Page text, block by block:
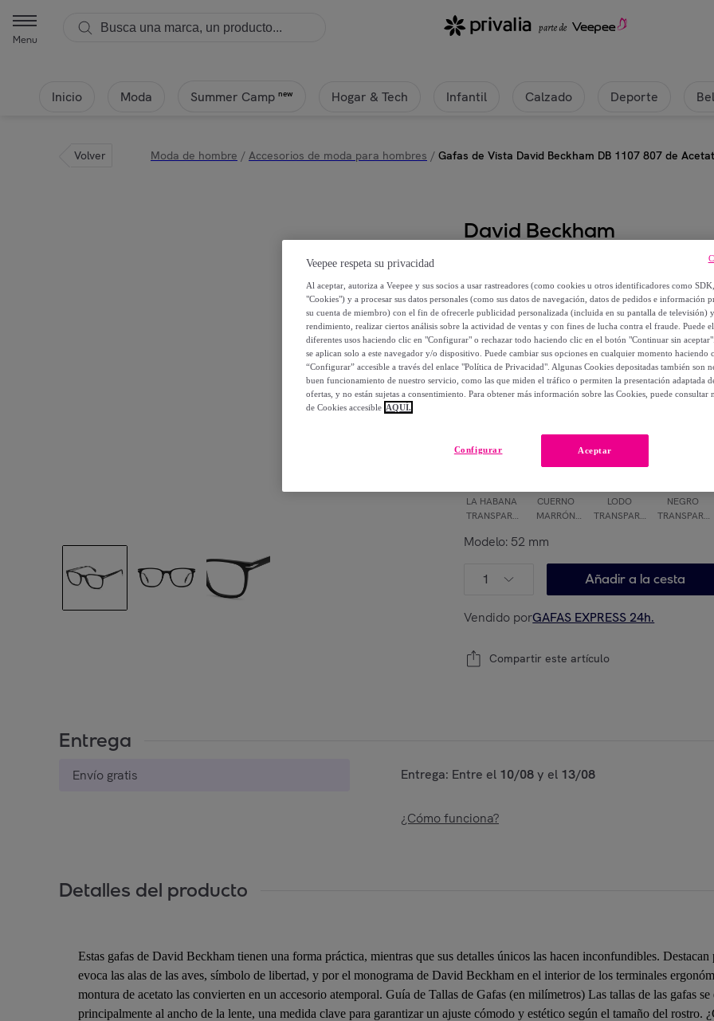
Menu
Inicio Moda Summer Camp new Hogar & Tech Infantil Calzado Deporte
Volver Moda de hombre / Accesorios de moda para hombres / Gafas de Vista David Beckham DB 1107 807 de
David Beckham
Gafas de Vista David Beckham
97,99 €
224,00 €
-56%
Elige tu modelo
LA HABANA
TRANSPARE
CUERNO
MARRÓN
NTE
LODO
TRANSPARE
NEGRO
TRANSPARE
Modelo: 52 mm
1 Añadir a la cesta
Vendido porGAFAS EXPRESS 24h.
Compartir este artículo
Entrega
Envío gratis Entrega: Entre el 10/08y el 13/08
¿Cómo funciona?
Detalles del producto
Estas gafas de David Beckham tienen una forma práctica, mientras que sus detalles únicos las hacen inconfundibles.
evoca las alas de las aves, símbolo de libertad, y por el monograma de David Beckham en el interior de los terminales
montura de acetato las convierten en un accesorio atemporal. Guía de Tallas de Gafas (en milímetros) Las tallas de las gafas
principalmente al ancho de la lente, una medida clave para garantizar un ajuste cómodo y estético según el tamaño del
Veepee respeta su privacidad
Al aceptar, autoriza a Veepee y sus socios a usar rastreadores (como cookies u otros identificadores como
"Cookies") y a procesar sus datos personales (como sus datos de navegación, datos de pedidos e información
su cuenta de miembro) con el fin de ofrecerle publicidad personalizada (incluida en su pantalla de televisión)
rendimiento, realizar ciertos análisis sobre la actividad de ventas y con fines de lucha contra el fraude. Puede
diferentes usos haciendo clic en "Configurar" o rechazar todo haciendo clic en el botón "Continuar sin
se aplican solo a este navegador y/o dispositivo. Puede cambiar sus opciones en cualquier momento haciendo
“Configurar” accesible a través del enlace "Política de Privacidad". Algunas Cookies depositadas también son
buen funcionamiento de nuestro servicio, como las que miden el tráfico o permiten la presentación adaptada
ofertas, y no están sujetas a consentimiento. Para obtener más información sobre las Cookies, puede consultar
de Cookies accesible AQUÍ.
Aceptar
Configurar